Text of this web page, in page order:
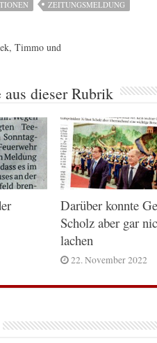
ZEITUNGSMELDUNG
Timmo und
dieser Rubrik
Darüber konnte
Scholz aber gar
lachen
22. November 2022